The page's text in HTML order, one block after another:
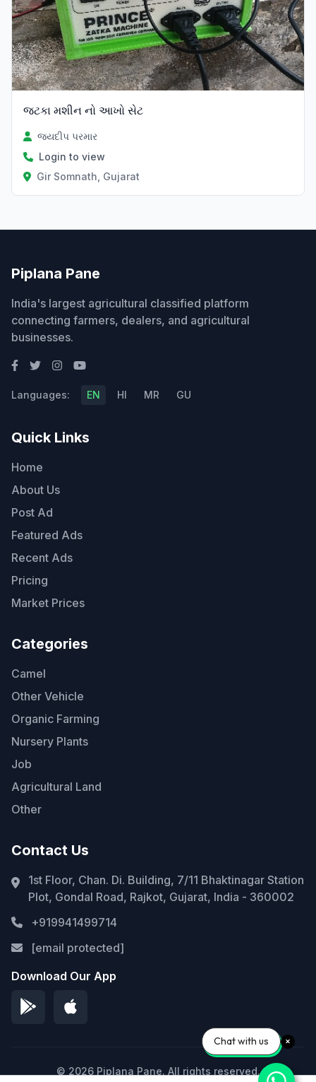
જટકા મશીન નો આખો સેટ
જયદીપ પરમાર
Login to view
Gir Somnath, Gujarat
Piplana Pane
India's largest agricultural classified platform
connecting farmers, dealers, and agricultural
businesses.
Languages: EN HI MR GU
Quick Links
Home
About Us
Post Ad
Featured Ads
Recent Ads
Pricing
Market Prices
Categories
Camel
Other Vehicle
Organic Farming
Nursery Plants
Job
Agricultural Land
Other
Contact Us
1st Floor, Chan. Di. Building, 7/11 Bhaktinagar Station
Plot, Gondal Road, Rajkot, Gujarat, India - 360002
+919941499714
[email protected]
Download Our App
© 2026 Piplana Pane. All rights reserved.
Chat with us